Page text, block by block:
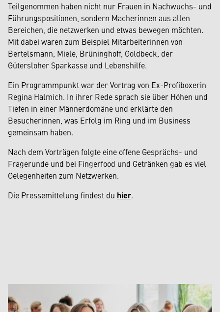
Teilgenommen haben nicht nur Frauen in Nachwuchs- und
Führungspositionen, sondern Macherinnen aus allen
Bereichen, die netzwerken und etwas bewegen möchten.
Mit dabei waren zum Beispiel Mitarbeiterinnen von
Bertelsmann, Miele, Brüninghoff, Goldbeck, der
Gütersloher Sparkasse und Lebenshilfe.
Ein Programmpunkt war der Vortrag von Ex-Profiboxerin
Regina Halmich. In ihrer Rede sprach sie über Höhen und
Tiefen in einer Männerdomäne und erklärte den
Besucherinnen, was Erfolg im Ring und im Business
gemeinsam haben.
Nach dem Vorträgen folgte eine offene Gesprächs- und
Fragerunde und bei Fingerfood und Getränken gab es viel
Gelegenheiten zum Netzwerken.
Die Pressemittelung findest du hier.